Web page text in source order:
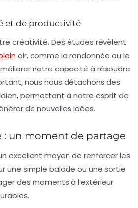
et de productivité
créativité. Des études révèlent
air, comme la randonnée ou le
notre capacité à résoudre
nous nous détachons des
permettant à notre esprit de
de nouvelles idées.
: un moment de partage
excellent moyen de renforcer les
une simple balade ou une sortie
des moments à l’extérieur